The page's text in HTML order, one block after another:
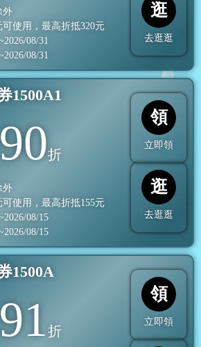
外
可使用，最高折抵320元
08/31
08/31
逛
去逛逛
1500A1
折
外
可使用，最高折抵155元
08/15
08/15
領
立即領
逛
去逛逛
1500A
折
領
立即領